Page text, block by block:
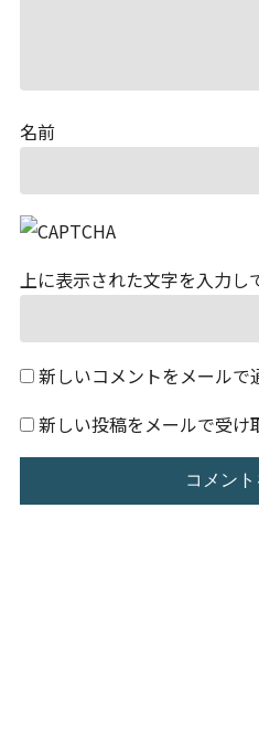
名前
上に表示された文字を入力し
新しいコメントをメールで
新しい投稿をメールで受け